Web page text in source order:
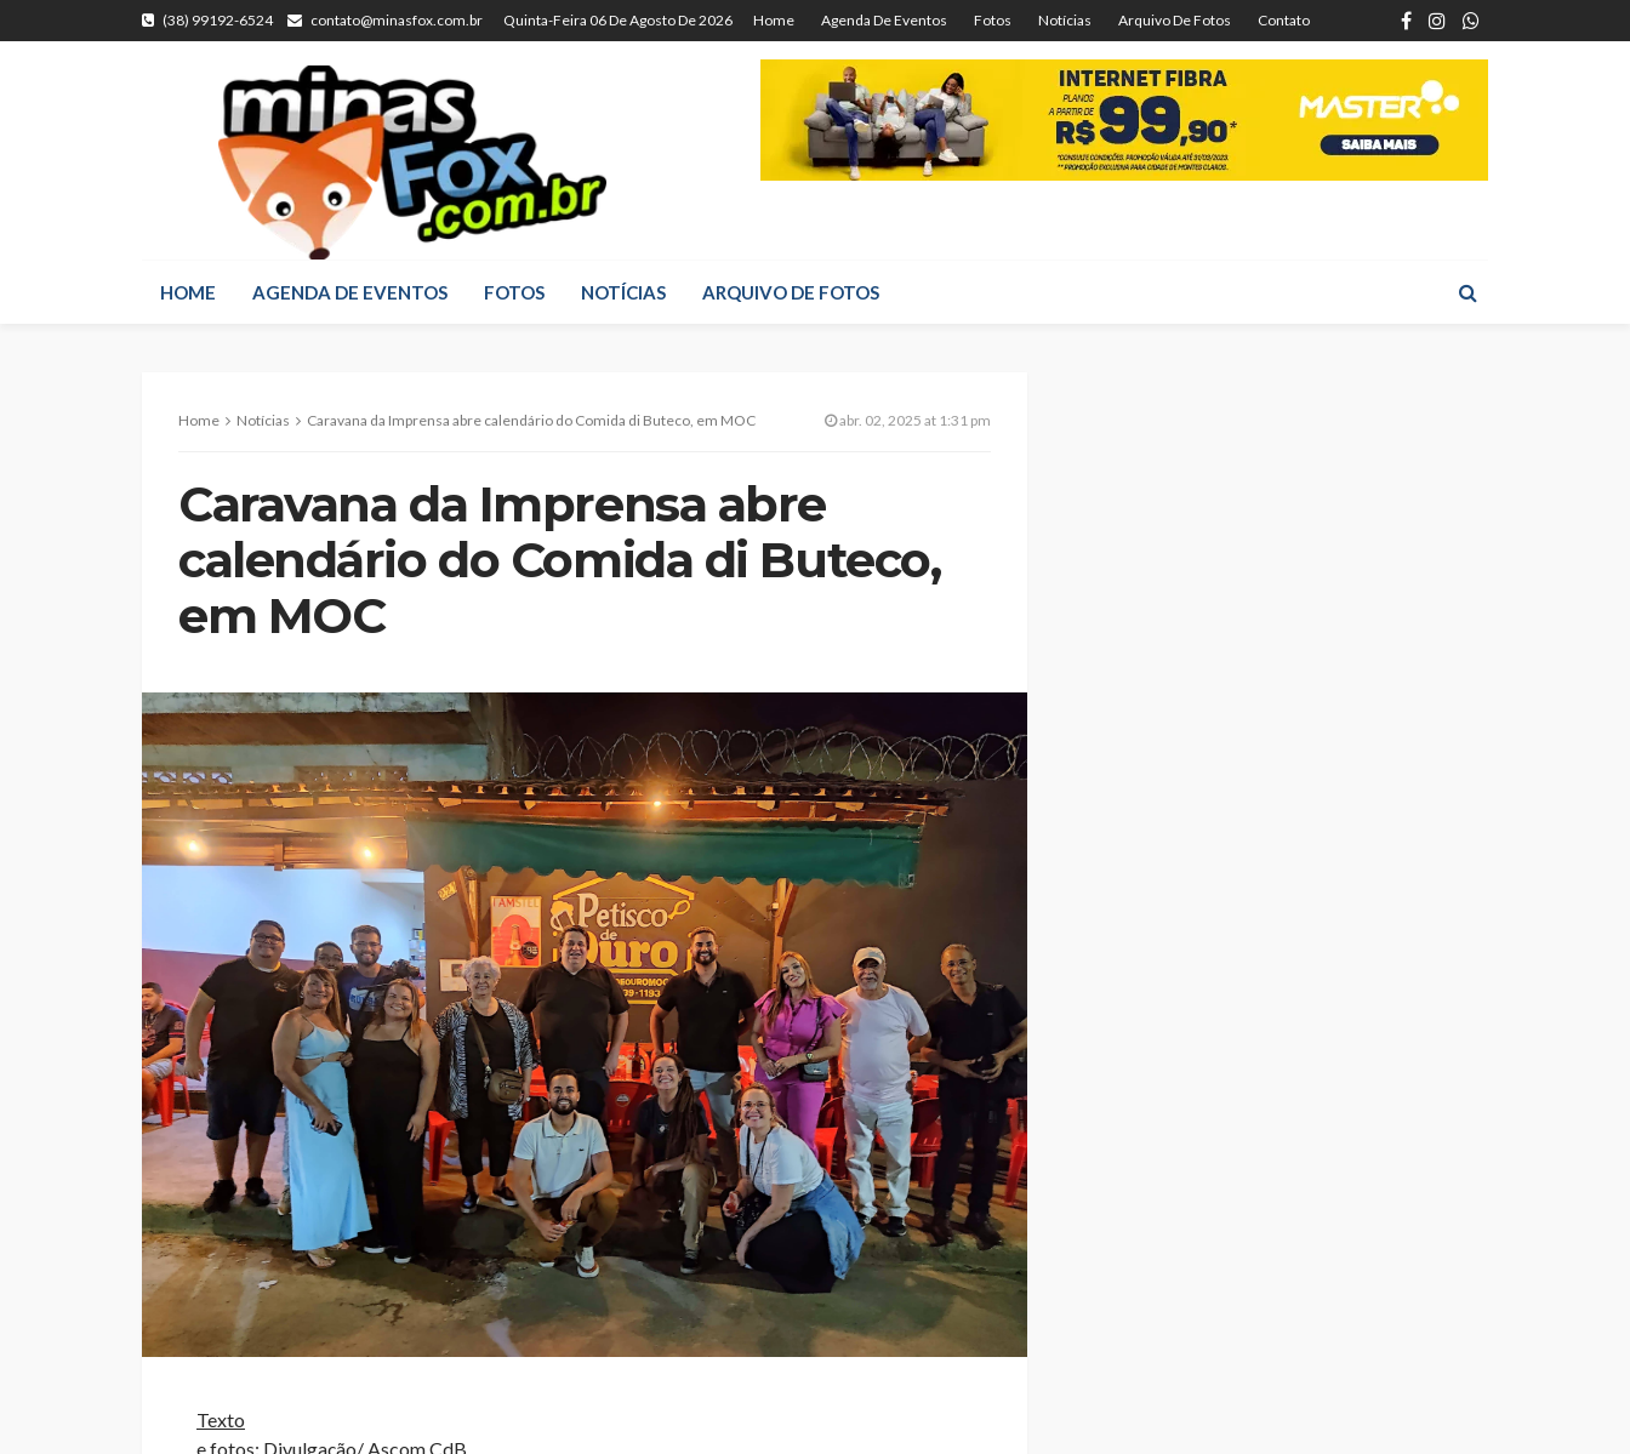
(38) 99192-6524 contato@minasfox.com.br Quinta-Feira 06 De Agosto De 2026 Home Agenda De Eventos Fotos Notícias Arquivo De Fotos Contato
HOME AGENDA DE EVENTOS FOTOS NOTÍCIAS ARQUIVO DE FOTOS
Home Notícias Caravana da Imprensa abre calendário do Comida di Buteco, em MOC abr. 02, 2025 at 1:31 pm
Caravana da Imprensa abre
calendário do Comida di Buteco,
em MOC
Texto
e fotos: Divulgação/ Ascom CdB